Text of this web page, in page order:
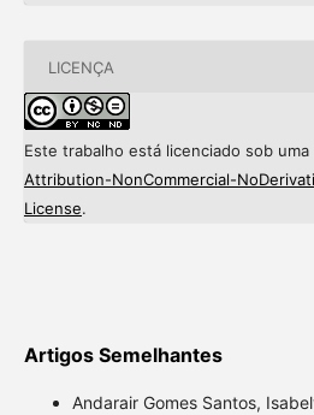
LICENÇA
Este trabalho está licenciado sob uma
Attribution-NonCommercial-
License.
Artigos Semelhantes
Andarair Gomes Santos,